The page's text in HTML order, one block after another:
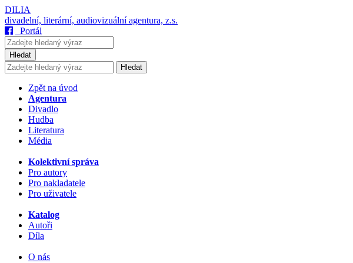
DILIA
divadelní, literární, audiovizuální agentura, z.s.
Portál
Hledat
Hledat
Zpět na úvod
Agentura
Divadlo
Hudba
Literatura
Média
Kolektivní správa
Pro autory
Pro nakladatele
Pro uživatele
Katalog
Autoři
Díla
O nás